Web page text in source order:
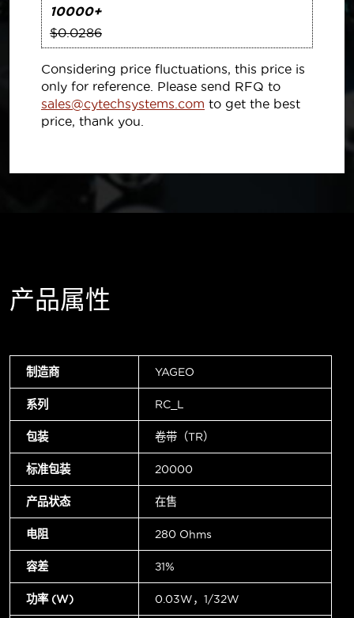
10000+
$0.0286
Considering price fluctuations, this price is
only for reference. Please send RFQ to
sales@cytechsystems.com to get the best
price, thank you.
产品属性
制造商 YAGEO
系列 RC_L
包装 卷带（TR）
标准包装 20000
产品状态 在售
电阻 280 Ohms
容差 ±1%
功率 (W) 0.03W，1/32W